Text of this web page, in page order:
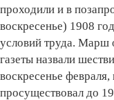
проходили и в
воскресенье) 1908
условий труда. Марш
газеты назвали
воскресенье
просуществовал до